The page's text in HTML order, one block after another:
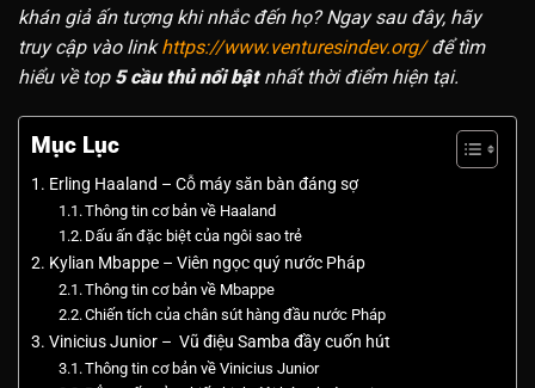
khán giả ấn tượng khi nhắc đến họ? Ngay sau đây, hãy
truy cập vào linkhttps://www.venturesindev.org/để tìm
hiểu về top 5 cầu thủ nổi bậtnhất thời điểm hiện tại.
Mục Lục
Erling Haaland – Cỗ máy săn bàn đáng sợ
Thông tin cơ bản về Haaland
Dấu ấn đặc biệt của ngôi sao trẻ
Kylian Mbappe – Viên ngọc quý nước Pháp
Thông tin cơ bản về Mbappe
Chiến tích của chân sút hàng đầu nước Pháp
Vinicius Junior – Vũ điệu Samba đầy cuốn hút
Thông tin cơ bản về Vinicius Junior